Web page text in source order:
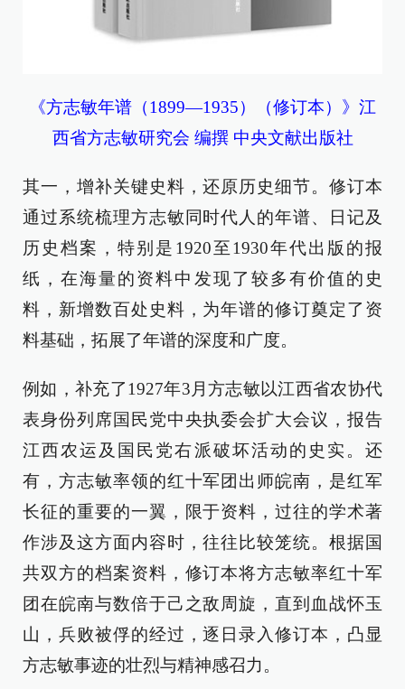
《方志敏年谱（1899—1935）（修订本）》江
西省方志敏研究会 编撰 中央文献出版社
其一，增补关键史料，还原历史细节。修订本
通过系统梳理方志敏同时代人的年谱、日记及
历史档案，特别是1920至1930年代出版的报
纸，在海量的资料中发现了较多有价值的史
料，新增数百处史料，为年谱的修订奠定了资
料基础，拓展了年谱的深度和广度。
例如，补充了1927年3月方志敏以江西省农协代
表身份列席国民党中央执委会扩大会议，报告
江西农运及国民党右派破坏活动的史实。还
有，方志敏率领的红十军团出师皖南，是红军
长征的重要的一翼，限于资料，过往的学术著
作涉及这方面内容时，往往比较笼统。根据国
共双方的档案资料，修订本将方志敏率红十军
团在皖南与数倍于己之敌周旋，直到血战怀玉
山，兵败被俘的经过，逐日录入修订本，凸显
方志敏事迹的壮烈与精神感召力。